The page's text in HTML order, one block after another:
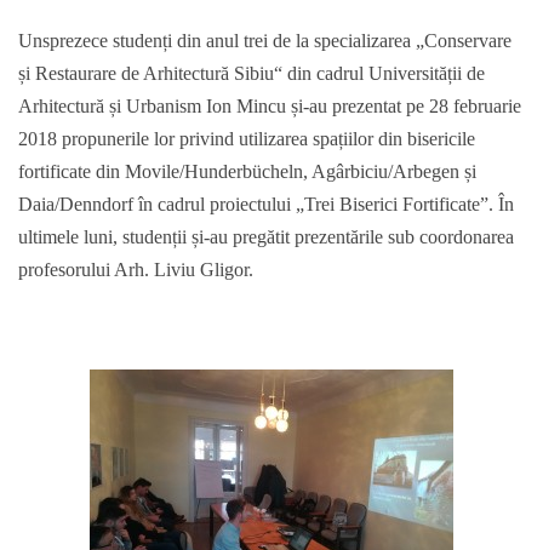
Unsprezece studenți din anul trei de la specializarea „Conservare
și Restaurare de Arhitectură Sibiu“ din cadrul Universității de
Arhitectură și Urbanism Ion Mincu și-au prezentat pe 28 februarie
2018 propunerile lor privind utilizarea spațiilor din bisericile
fortificate din Movile/Hunderbücheln, Agârbiciu/Arbegen și
Daia/Denndorf în cadrul proiectului „Trei Biserici Fortificate”. În
ultimele luni, studenții și-au pregătit prezentările sub coordonarea
profesorului Arh. Liviu Gligor.